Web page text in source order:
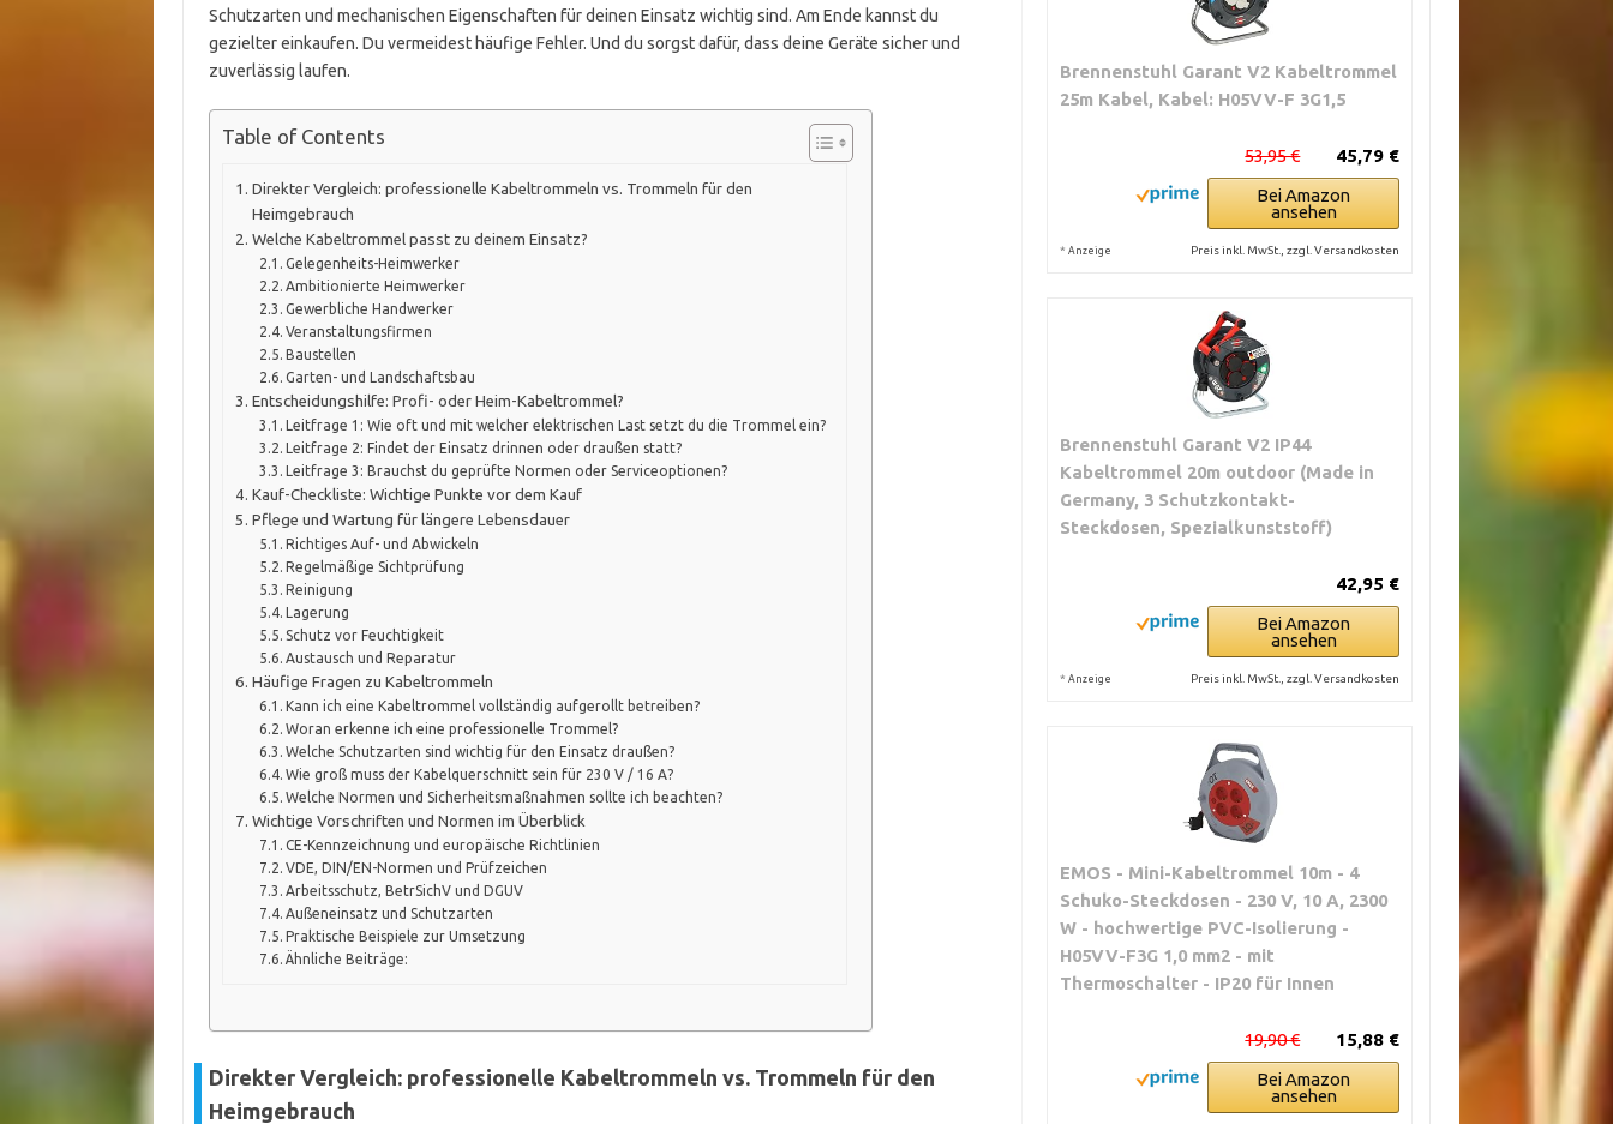
Schutzarten und mechanischen Eigenschaften für deinen Einsatz wichtig sind. Am Ende kannst du
gezielter einkaufen. Du vermeidest häufige Fehler. Und du sorgst dafür, dass deine Geräte sicher und
zuverlässig laufen.
Table of Contents
Direkter Vergleich: professionelle Kabeltrommeln vs. Trommeln für den
Heimgebrauch
Welche Kabeltrommel passt zu deinem Einsatz?
Gelegenheits-Heimwerker
Ambitionierte Heimwerker
Gewerbliche Handwerker
Veranstaltungsfirmen
Baustellen
Garten- und Landschaftsbau
Entscheidungshilfe: Profi- oder Heim-Kabeltrommel?
Leitfrage 1: Wie oft und mit welcher elektrischen Last setzt du die Trommel ein?
Leitfrage 2: Findet der Einsatz drinnen oder draußen statt?
Leitfrage 3: Brauchst du geprüfte Normen oder Serviceoptionen?
Kauf-Checkliste: Wichtige Punkte vor dem Kauf
Pflege und Wartung für längere Lebensdauer
Richtiges Auf- und Abwickeln
Regelmäßige Sichtprüfung
Reinigung
Lagerung
Schutz vor Feuchtigkeit
Austausch und Reparatur
Häufige Fragen zu Kabeltrommeln
Kann ich eine Kabeltrommel vollständig aufgerollt betreiben?
Woran erkenne ich eine professionelle Trommel?
Welche Schutzarten sind wichtig für den Einsatz draußen?
Wie groß muss der Kabelquerschnitt sein für 230 V / 16 A?
Welche Normen und Sicherheitsmaßnahmen sollte ich beachten?
Wichtige Vorschriften und Normen im Überblick
CE-Kennzeichnung und europäische Richtlinien
VDE, DIN/EN-Normen und Prüfzeichen
Arbeitsschutz, BetrSichV und DGUV
Außeneinsatz und Schutzarten
Praktische Beispiele zur Umsetzung
Ähnliche Beiträge:
Direkter Vergleich: professionelle Kabeltrommeln vs. Trommeln für den
Heimgebrauch
Brennenstuhl Garant V2 Kabeltrommel
25m Kabel, Kabel: H05VV-F 3G1,5
45,79 €
53,95 €
Bei Amazon
ansehen
* Anzeige Preis inkl. MwSt., zzgl. Versandkosten
Brennenstuhl Garant V2 IP44
Kabeltrommel 20m outdoor (Made in
Germany, 3 Schutzkontakt-
Steckdosen, Spezialkunststoff)
42,95 €
Bei Amazon
ansehen
* Anzeige Preis inkl. MwSt., zzgl. Versandkosten
EMOS - Mini-Kabeltrommel 10m - 4
Schuko-Steckdosen - 230 V, 10 A, 2300
W - hochwertige PVC-Isolierung -
H05VV-F3G 1,0 mm2 - mit
Thermoschalter - IP20 für Innen
15,88 €
19,90 €
Bei Amazon
ansehen